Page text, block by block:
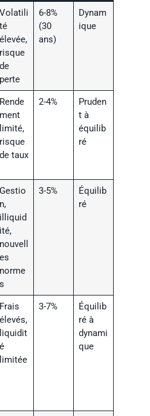
Volatili
té
élevée,
risque
de
perte
6-8%
(30
ans)
Dynam
ique
Rende
ment
limité,
risque
de taux
2-4%
Pruden
t à
équilib
ré
Gestio
n,
illiquid
ité,
nouvell
es
norme
s
3-5%
Équilib
ré
Frais
élevés,
liquidit
é
limitée
3-7%
Équilib
ré à
dynami
que